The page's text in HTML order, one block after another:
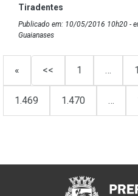
Tiradentes
Publicado em: 10/05/2016 10h20 -
Guaianases
« << 1 …
1.469 1.470 …